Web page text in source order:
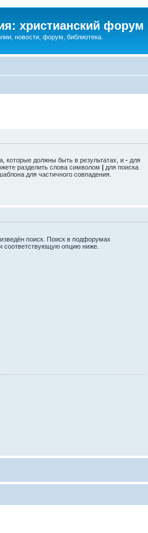
христианский форум
новости, форум, библиотека.
которые должны быть в результатах, и - для
разделить слова символом | для поиска
для частичного совпадения.
поиск. Поиск в подфорумах
соответствующую опцию ниже.